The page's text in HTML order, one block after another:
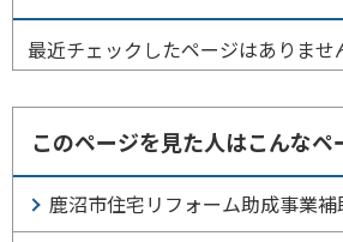
最近チェックしたページはありませ
このページを見た人はこんなペ
鹿沼市住宅リフォーム助成事業補